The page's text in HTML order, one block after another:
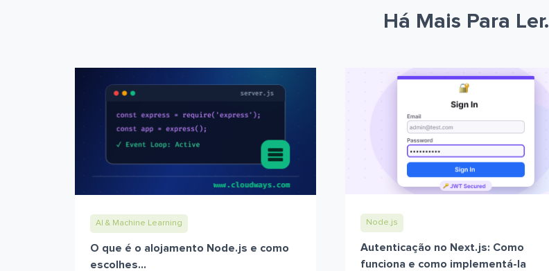
Há Mais Para Ler.
AI & Machine Learning
O que é o alojamento Node.js e como
escolhes...
Node.js
Autenticação no Next.js: Como
funciona e como implementá-la